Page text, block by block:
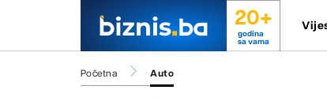
20+
godina
sa vama
Početna Auto